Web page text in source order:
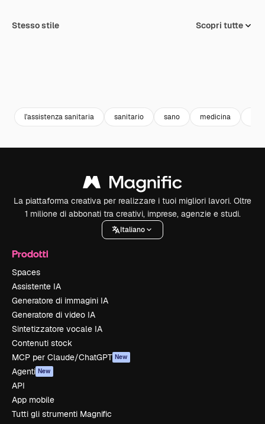
Stesso stile Scopri tutte
l'assistenza sanitaria sanitario sano medicina
La piattaforma creativa per realizzare i tuoi migliori lavori. Oltre
1 milione di abbonati tra creativi, imprese, agenzie e studi.
Italiano
Prodotti
Spaces
Assistente IA
Generatore di immagini IA
Generatore di video IA
Sintetizzatore vocale IA
Contenuti stock
MCP per Claude/ChatGPT New
Agenti New
API
App mobile
Tutti gli strumenti Magnific